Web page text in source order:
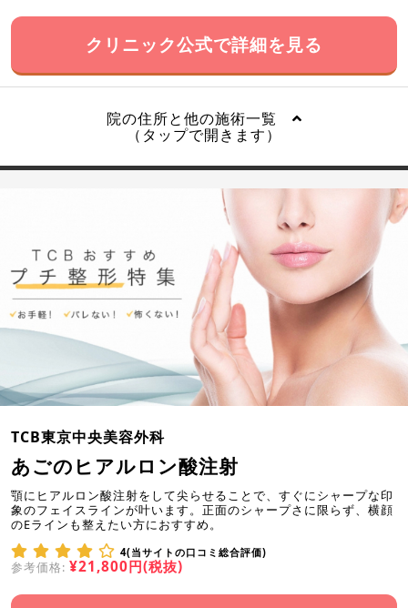
クリニック公式で詳細を見る
院の住所と他の施術一覧
（タップで開きます）
TCB東京中央美容外科
あごのヒアルロン酸注射
顎にヒアルロン酸注射をして尖らせることで、すぐにシャープな印
象のフェイスラインが叶います。正面のシャープさに限らず、横顔
のEラインも整えたい方におすすめ。
4(当サイトの口コミ総合評価)
参考価格: ¥21,800円(税抜)